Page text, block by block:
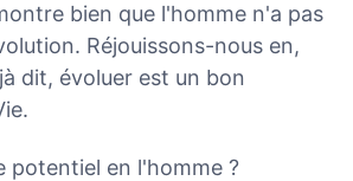
bien que l'homme n'a pas
Réjouissons-nous en,
dit, évoluer est un bon
potentiel en l'homme ?